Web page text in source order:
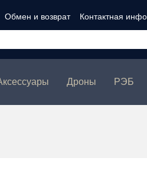
Обмен и возврат Контактная
Дроны РЭБ